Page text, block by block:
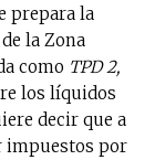
prepara la
la Zona
como TPD 2,
los líquidos
decir que a
impuestos por